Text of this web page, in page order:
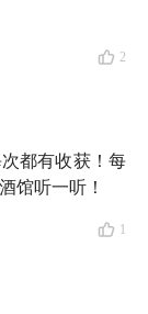
2
都有收获！每
馆听一听！
1